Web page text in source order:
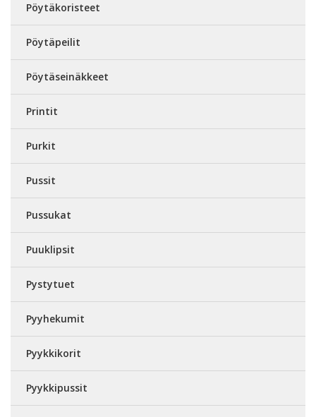
Pöytäkoristeet
Pöytäpeilit
Pöytäseinäkkeet
Printit
Purkit
Pussit
Pussukat
Puuklipsit
Pystytuet
Pyyhekumit
Pyykkikorit
Pyykkipussit